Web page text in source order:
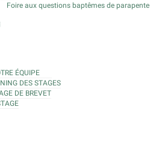
Foire aux questions baptêmes de parapente
ÉQUIPE
DES STAGES
DE BREVET